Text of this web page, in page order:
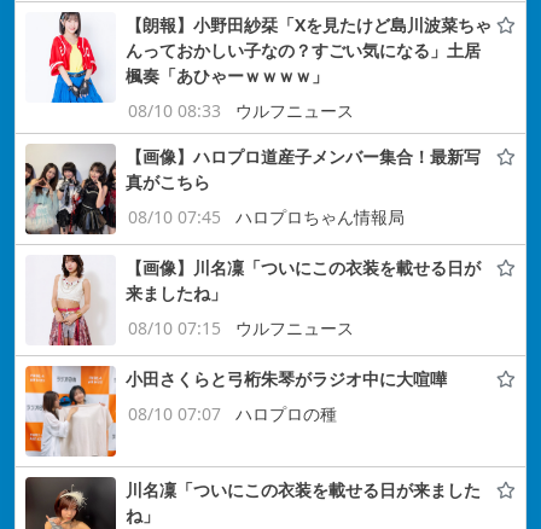
【朗報】小野田紗栞「Xを見たけど島川波菜ちゃ
んっておかしい子なの？すごい気になる」土居
楓奏「あひゃーｗｗｗｗ」
08/10 08:33
ウルフニュース
【画像】ハロプロ道産子メンバー集合！最新写
真がこちら
08/10 07:45
ハロプロちゃん情報局
【画像】川名凜「ついにこの衣装を載せる日が
来ましたね」
08/10 07:15
ウルフニュース
小田さくらと弓桁朱琴がラジオ中に大喧嘩
08/10 07:07
ハロプロの種
川名凜「ついにこの衣装を載せる日が来ました
ね」